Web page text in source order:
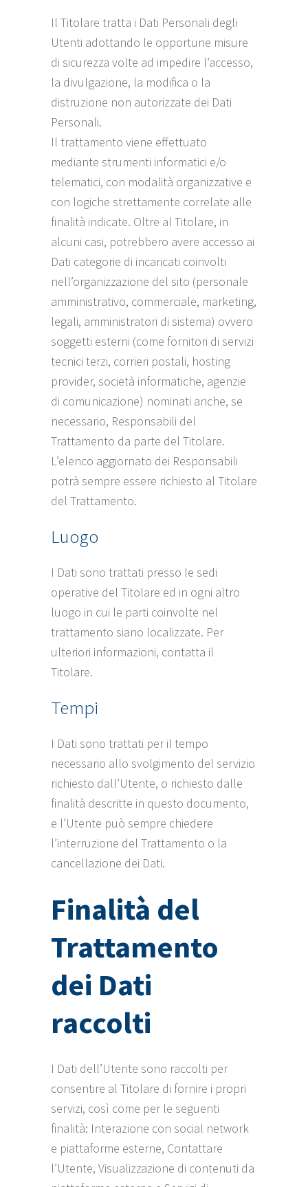
Il Titolare tratta i Dati Personali degli
Utenti adottando le opportune misure
di sicurezza volte ad impedire l’accesso,
la divulgazione, la modifica o la
distruzione non autorizzate dei Dati
Personali.
Il trattamento viene effettuato
mediante strumenti informatici e/o
telematici, con modalità organizzative e
con logiche strettamente correlate alle
finalità indicate. Oltre al Titolare, in
alcuni casi, potrebbero avere accesso ai
Dati categorie di incaricati coinvolti
nell’organizzazione del sito (personale
amministrativo, commerciale, marketing,
legali, amministratori di sistema) ovvero
soggetti esterni (come fornitori di servizi
tecnici terzi, corrieri postali, hosting
provider, società informatiche, agenzie
di comunicazione) nominati anche, se
necessario, Responsabili del
Trattamento da parte del Titolare.
L’elenco aggiornato dei Responsabili
potrà sempre essere richiesto al Titolare
del Trattamento.
Luogo
I Dati sono trattati presso le sedi
operative del Titolare ed in ogni altro
luogo in cui le parti coinvolte nel
trattamento siano localizzate. Per
ulteriori informazioni, contatta il
Titolare.
Tempi
I Dati sono trattati per il tempo
necessario allo svolgimento del servizio
richiesto dall’Utente, o richiesto dalle
finalità descritte in questo documento,
e l’Utente può sempre chiedere
l’interruzione del Trattamento o la
cancellazione dei Dati.
Finalità del
Trattamento
dei Dati
raccolti
I Dati dell’Utente sono raccolti per
consentire al Titolare di fornire i propri
servizi, così come per le seguenti
finalità: Interazione con social network
e piattaforme esterne, Contattare
l’Utente, Visualizzazione di contenuti da